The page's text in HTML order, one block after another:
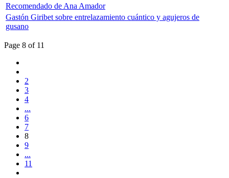
Recomendado de Ana Amador
Gastón Giribet sobre entrelazamiento cuántico y agujeros de
gusano
Page 8 of 11
2
3
4
...
6
7
8
9
...
11